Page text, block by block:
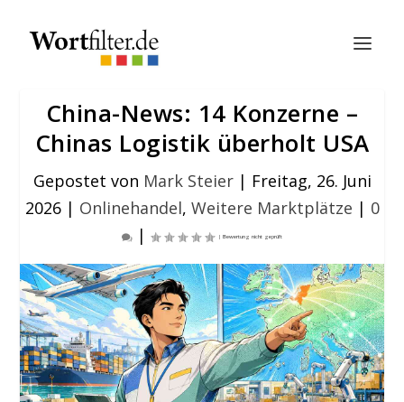
China-News: 14 Konzerne –
Chinas Logistik überholt USA
Gepostet von Mark Steier| Freitag, 26. Juni
2026| Onlinehandel, Weitere Marktplätze | 0
|